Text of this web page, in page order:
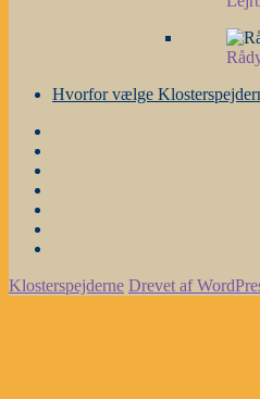
Hvorfor vælge
Klosterspejderne
Klosterspejderne Drevet af